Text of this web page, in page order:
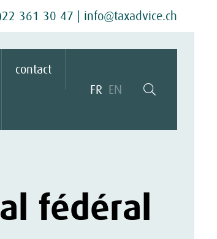
361 30 47 info@taxadvice.ch
contact
FR EN
fédéral